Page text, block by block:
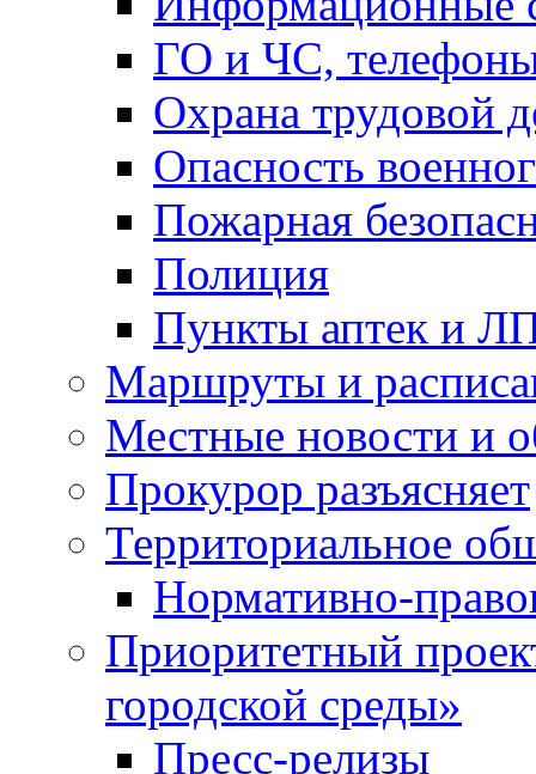
ГО и ЧС,
Охрана трудовой
Опасность
Пожарная
Полиция
Пункты аптек и
Маршруты и
Местные новости и
Прокурор разъясняет
Территориальное
Нормативно-
Приоритетный
городской среды»
Пресс-релизы